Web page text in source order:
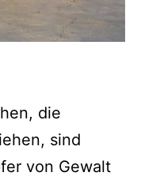
die
sind
von Gewalt